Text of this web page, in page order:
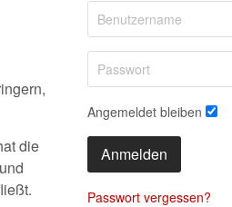
die
Angemeldet bleiben
Anmelden
Passwort vergessen?